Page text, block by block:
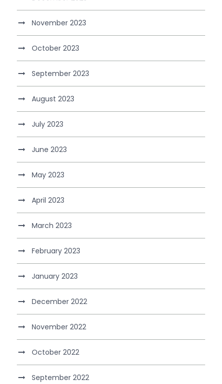
November 2023
October 2023
September 2023
August 2023
July 2023
June 2023
May 2023
April 2023
March 2023
February 2023
January 2023
December 2022
November 2022
October 2022
September 2022